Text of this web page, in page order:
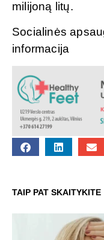
milijoną litų.
Socialinės
informacija
TAIP PAT SKAITYKITE